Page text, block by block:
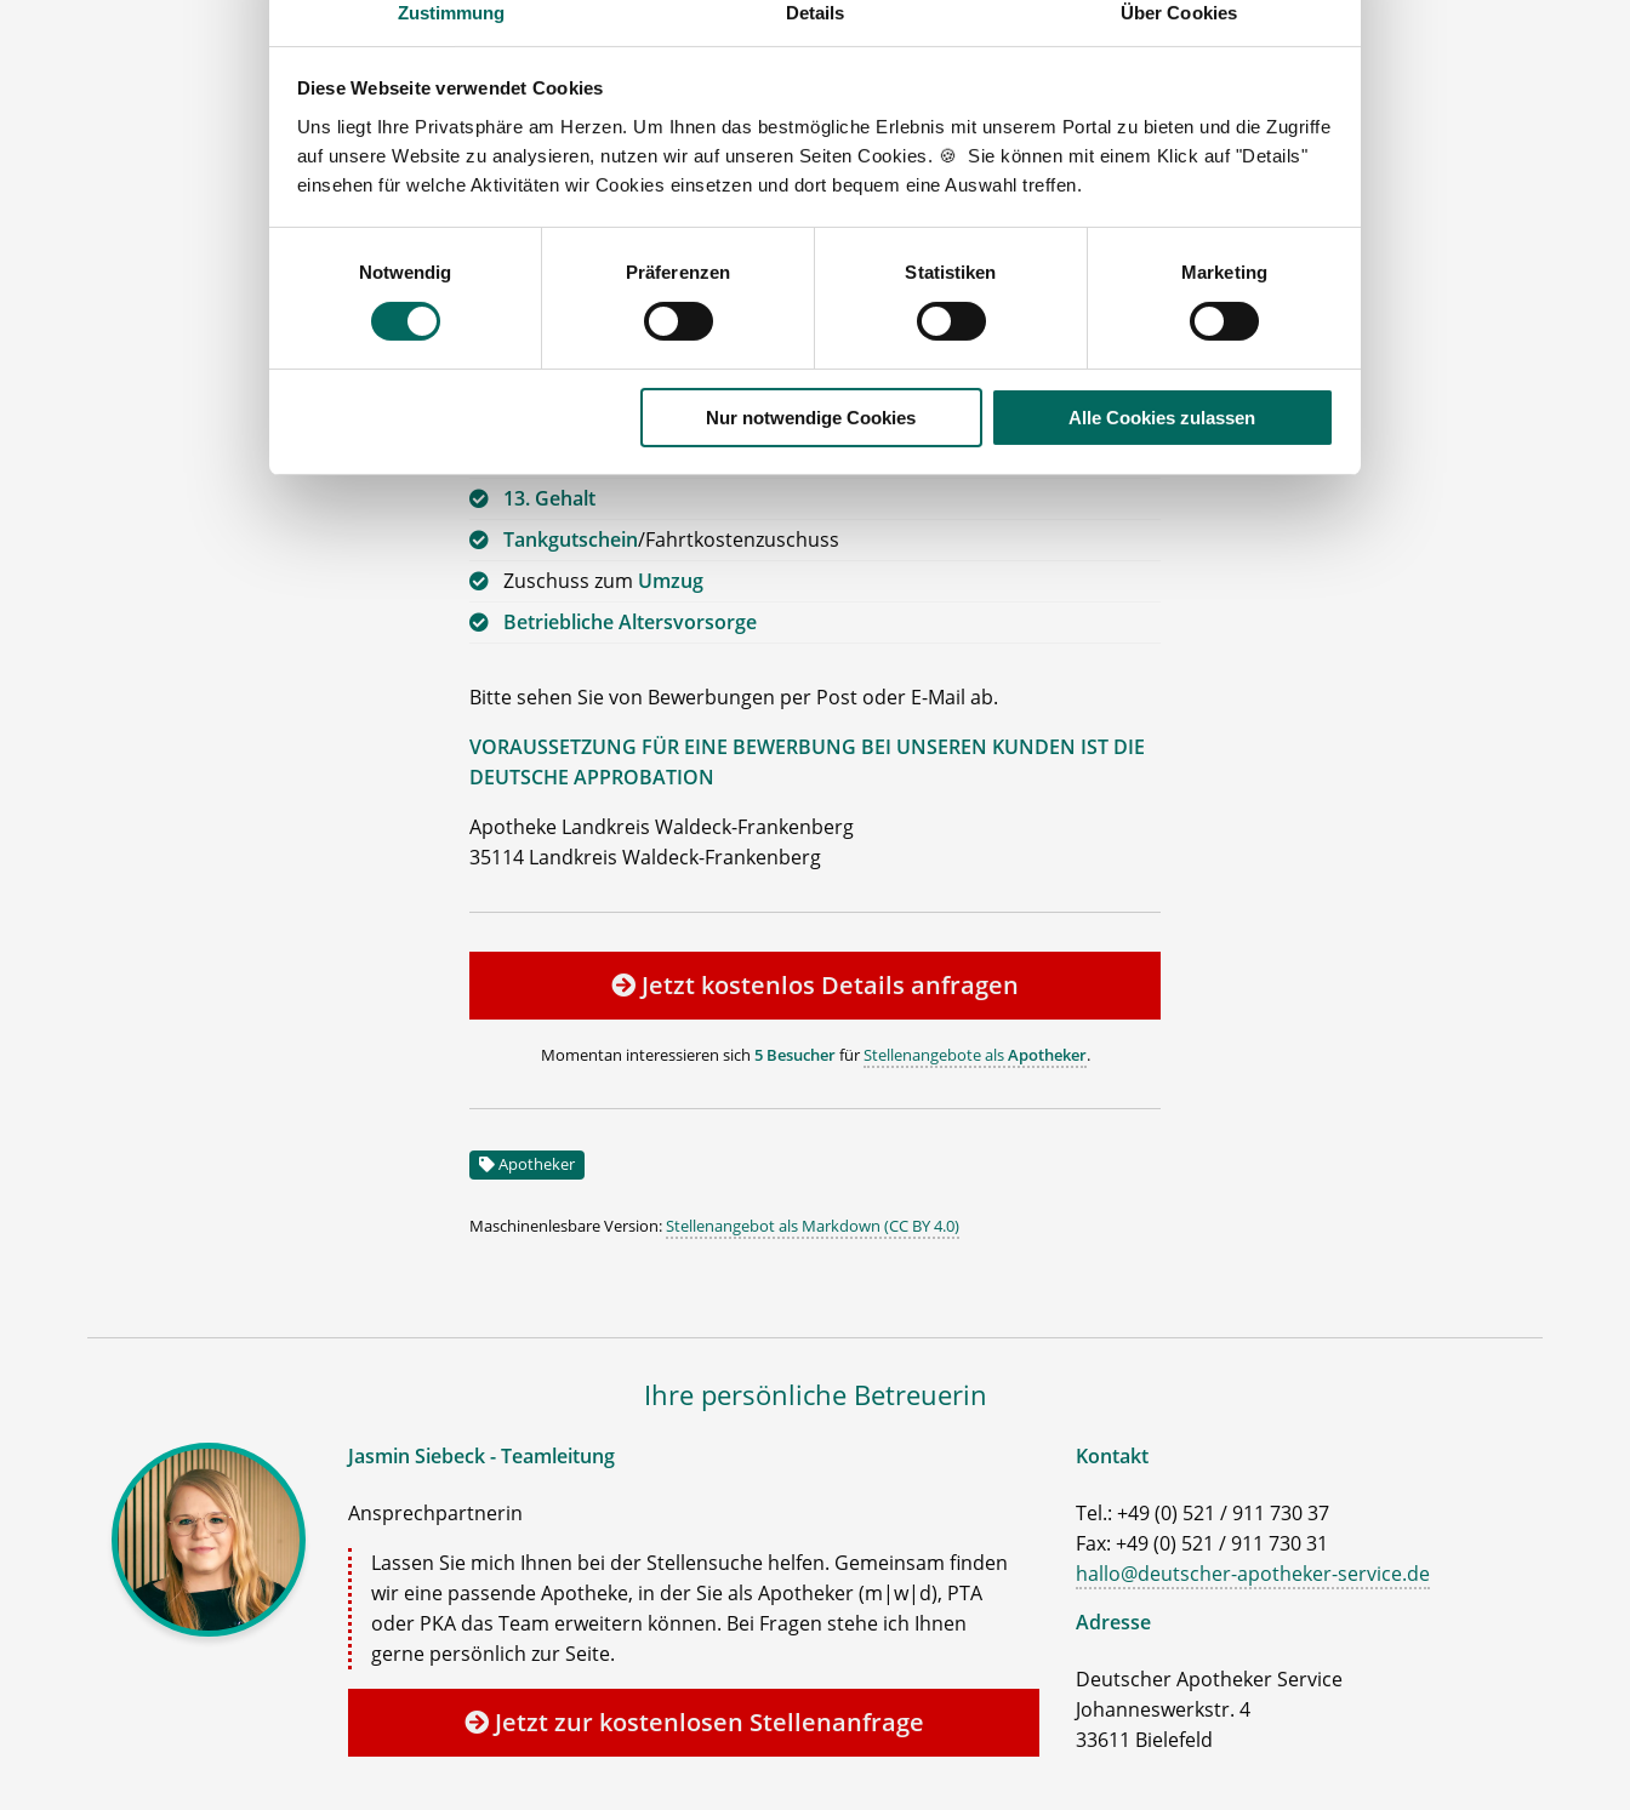
Zustimmung Details Über Cookies
Diese Webseite verwendet Cookies
Uns liegt Ihre Privatsphäre am Herzen. Um Ihnen das bestmögliche Erlebnis mit unserem Portal zu bieten und die Zugriffe
auf unsere Website zu analysieren, nutzen wir auf unseren Seiten Cookies. 🍪 Sie können mit einem Klick auf "Details"
einsehen für welche Aktivitäten wir Cookies einsetzen und dort bequem eine Auswahl treffen.
Notwendig
Präferenzen Statistiken Marketing
Nur notwendige Cookies Alle Cookies zulassen
Wir freuen uns Sie bald kennenzulernen!
Apothekenkammer: Hessen
Die Apotheke bietet Ihnen:
sind vorhanden und die Maßnahmen werden finanziell durch die Apotheke
13. Gehalt
Tankgutschein/Fahrtkostenzuschuss
Zuschuss zum Umzug
Betriebliche Altersvorsorge
Bitte sehen Sie von Bewerbungen per Post oder E-Mail ab.
VORAUSSETZUNG FÜR EINE BEWERBUNG BEI UNSEREN KUNDEN IST DIE
DEUTSCHE APPROBATION
Apotheke Landkreis Waldeck-Frankenberg
35114 Landkreis Waldeck-Frankenberg
Jetzt kostenlos Details anfragen
Momentan interessieren sich 5 BesucherfürStellenangebote alsApotheker.
Apotheker
Maschinenlesbare Version:Stellenangebot als Markdown (CC BY 4.0)
Ihre persönliche Betreuerin
Jasmin Siebeck - Teamleitung
Ansprechpartnerin
Lassen Sie mich Ihnen bei der Stellensuche helfen. Gemeinsam finden
wir eine passende Apotheke, in der Sie als Apotheker (m|w|d), PTA
oder PKA das Team erweitern können. Bei Fragen stehe ich Ihnen
gerne persönlich zur Seite.
Jetzt zur kostenlosen Stellenanfrage
Kontakt
Tel.: +49 (0) 521 / 911 730 37
Fax: +49 (0) 521 / 911 730 31
hallo@deutscher-apotheker-service.de
Adresse
Deutscher Apotheker Service
Johanneswerkstr. 4
33611 Bielefeld